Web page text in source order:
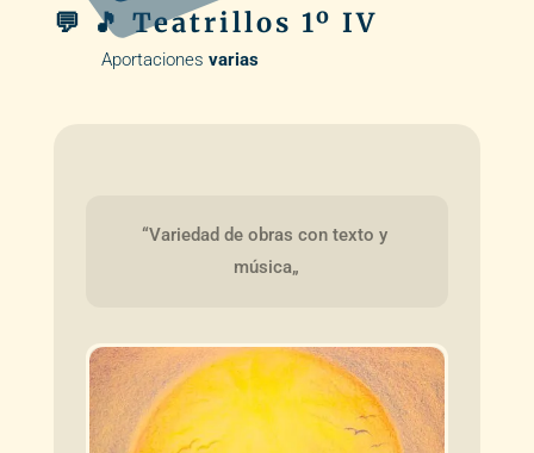
💬 🎵 Teatrillos 1º IV
Aportaciones varias
“Variedad de obras con texto y
música„